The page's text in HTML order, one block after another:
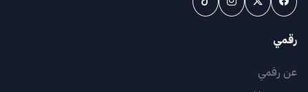
رقمي
عن رقمي